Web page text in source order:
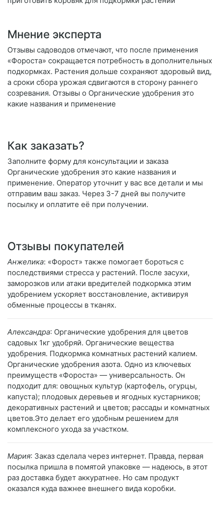
Мнение эксперта
Отзывы садоводов отмечают, что после применения
«Фороста» сокращается потребность в дополнительных
подкормках. Растения дольше сохраняют здоровый вид,
а сроки сбора урожая сдвигаются в сторону раннего
созревания. Отзывы о Органические удобрения это
какие названия и применение
Как заказать?
Заполните форму для консультации и заказа
Органические удобрения это какие названия и
применение. Оператор уточнит у вас все детали и мы
отправим ваш заказ. Через 3-7 дней вы получите
посылку и оплатите её при получении.
Отзывы покупателей
Анжелика: «Форост» также помогает бороться с
последствиями стресса у растений. После засухи,
заморозков или атаки вредителей подкормка этим
удобрением ускоряет восстановление, активируя
обменные процессы в тканях.
Александра: Органические удобрения для цветов
садовых 1кг удобряй. Органические вещества
удобрения. Подкормка комнатных растений калием.
Органические удобрения азота. Одно из ключевых
преимуществ «Фороста» — универсальность. Он
подходит для: овощных культур (картофель, огурцы,
капуста); плодовых деревьев и ягодных кустарников;
декоративных растений и цветов; рассады и комнатных
цветов.Это делает его удобным решением для
комплексного ухода за участком.
Мария: Заказ сделала через интернет. Правда, первая
посылка пришла в помятой упаковке — надеюсь, в этот
раз доставка будет аккуратнее. Но сам продукт
оказался куда важнее внешнего вида коробки.